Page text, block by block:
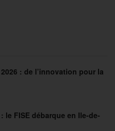
: de l’innovation pour la
le FISE débarque en Ile-de-